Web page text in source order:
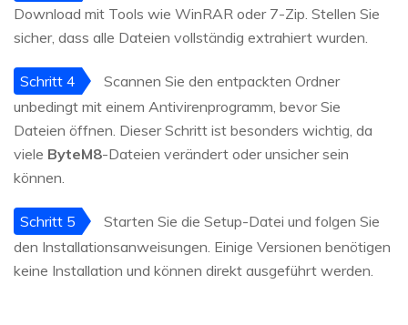
Download mit Tools wie WinRAR oder 7-Zip. Stellen Sie
sicher, dass alle Dateien vollständig extrahiert wurden.
Schritt 4
Scannen Sie den entpackten Ordner
unbedingt mit einem Antivirenprogramm, bevor Sie
Dateien öffnen. Dieser Schritt ist besonders wichtig, da
viele ByteM8-Dateien verändert oder unsicher sein
können.
Schritt 5
Starten Sie die Setup-Datei und folgen Sie
den Installationsanweisungen. Einige Versionen benötigen
keine Installation und können direkt ausgeführt werden.